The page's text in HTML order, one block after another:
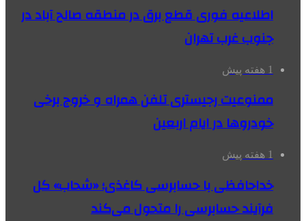
اطلاعیه فوری قطع برق در منطقه صالح آباد در
جنوب غرب تهران
1 هفته پیش
ممنوعیت رجیستری تلفن همراه و خروج برخی
خودروها در ایام اربعین
1 هفته پیش
خداحافظی با حسابرسی کاغذی؛ «شحاب» کل
فرآیند حسابرسی را متحول می‌کند